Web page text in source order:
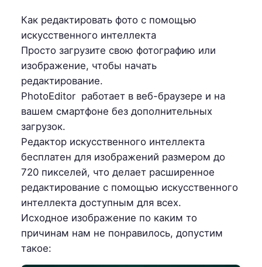
Как редактировать фото с помощью
искусственного интеллекта
Просто загрузите свою фотографию или
изображение, чтобы начать
редактирование.
PhotoEditor работает в веб-браузере и на
вашем смартфоне без дополнительных
загрузок.
Редактор искусственного интеллекта
бесплатен для изображений размером до
720 пикселей, что делает расширенное
редактирование с помощью искусственного
интеллекта доступным для всех.
Исходное изображение по каким то
причинам нам не понравилось, допустим
такое: